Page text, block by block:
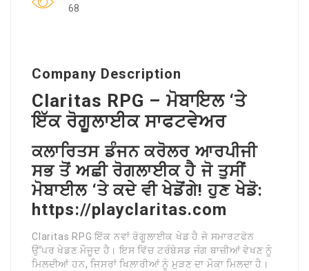
68
Company Description
Claritas RPG – ਮੋਬਾਇਲ ‘ਤੇ
ਇੱਕ ਰੋਗੂਲਾਈਕ ਸਾਫਟਵੇਅਰ
ਕਲਾਰਿਤਸ ਡੰਜਨ ਕਰੋਲਰ ਆਰਪੀਜੀ
ਸਭ ਤੋਂ ਅਛੀ ਰੋਗਲਾਈਕ ਹੈ ਜੋ ਤੁਸੀਂ
ਮੋਬਾਈਲ ‘ਤੇ ਕਦੇ ਵੀ ਖੇਡੋਂਗੇ! ਹੁਣ ਖੇਡੋ:
https://playclaritas.com
Claritas RPG ਇੱਕ ਨਵਾਂ ਰੋਗੂਲਾਈਕ ਖੇਡ ਹੈ ਜੋ ਸਮਾਰਟਫੋਨ
ਉੱਪਰ ਖੇਡਣ ਮੌਜੂਦ ਹੈ। ਇਸ ਵਿੱਚ ਟਰੰਬੇਸਡ ਜੰਗ ਬਾਜ਼ੀਆਂ ਵੇਖਣ ਨੂੰ
ਮਿਲਦੀਆਂ ਹਨ, ਜਿਸਰਾਂ ਖਿਲਾਰੀਆਂ ਨੂੰ ਮੁੜਣ ਦਾ ਮੌਕਾ ਮਿਲਦਾ ਹੈ।